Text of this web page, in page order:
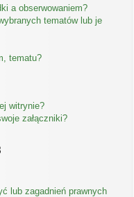
a obserwowaniem?
tematów lub je
tematu?
witrynie?
załączniki?
lub zagadnień prawnych